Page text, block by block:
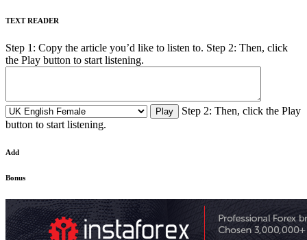
TEXT READER
Step 1: Copy the article you’d like to listen to. Step 2: Then, click
the Play button to start listening.
Step 2: Then, click the Play
button to start listening.
Add
Bonus